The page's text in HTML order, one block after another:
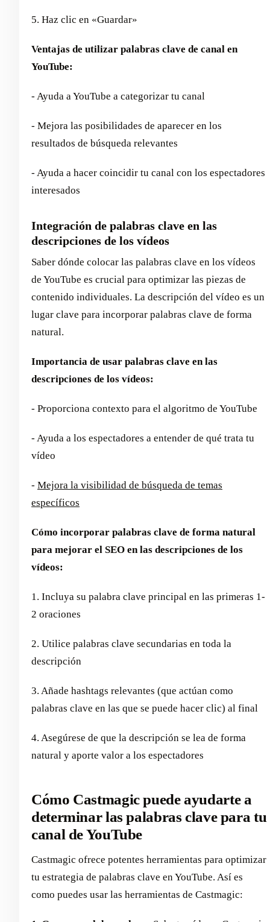
5. Haz clic en «Guardar»
Ventajas de utilizar palabras clave de canal en
YouTube:
- Ayuda a YouTube a categorizar tu canal
- Mejora las posibilidades de aparecer en los
resultados de búsqueda relevantes
- Ayuda a hacer coincidir tu canal con los espectadores
interesados
Integración de palabras clave en las
descripciones de los vídeos
Saber dónde colocar las palabras clave en los vídeos
de YouTube es crucial para optimizar las piezas de
contenido individuales. La descripción del vídeo es un
lugar clave para incorporar palabras clave de forma
natural.
Importancia de usar palabras clave en las
descripciones de los vídeos:
- Proporciona contexto para el algoritmo de YouTube
- Ayuda a los espectadores a entender de qué trata tu
vídeo
- Mejora la visibilidad de búsqueda de temas
específicos
Cómo incorporar palabras clave de forma natural
para mejorar el SEO en las descripciones de los
vídeos:
1. Incluya su palabra clave principal en las primeras 1-
2 oraciones
2. Utilice palabras clave secundarias en toda la
descripción
3. Añade hashtags relevantes (que actúan como
palabras clave en las que se puede hacer clic) al final
4. Asegúrese de que la descripción se lea de forma
natural y aporte valor a los espectadores
Cómo Castmagic puede ayudarte a
determinar las palabras clave para tu
canal de YouTube
Castmagic ofrece potentes herramientas para optimizar
tu estrategia de palabras clave en YouTube. Así es
como puedes usar las herramientas de Castmagic: